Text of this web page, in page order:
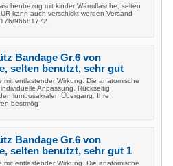
mit kinder Wärmflasche, selten
kann auch verschickt werden Versand
96681772
Bandage Gr.6 von
selten benutzt, sehr gut
entlastender Wirkung. Die anatomische
Anpassung. Rückseitig
lumbosakralen Übergang. Ihre
bestmög
Bandage Gr.6 von
selten benutzt, sehr gut 1
entlastender Wirkung. Die anatomische